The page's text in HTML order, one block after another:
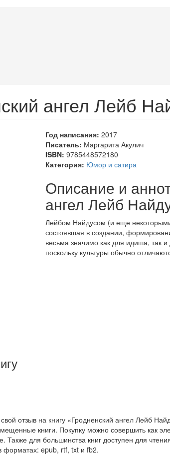
ангел Лейб
Год написания:2017
Писатель: Маргарита Акулич
ISBN:9785448572180
Категория: Юмор и сатира
Описание и
ангел Лейб
Лейбом Найдусом (и еще
состоявшая в создании,
весьма значимо как для идиша, так и
поскольку культуры обычно
отзыв на книгу «Гродненский ангел Лейб
книги. Покупку можно совершить как
Также для большинства книг доступен для
форматах: epub, rtf, txt и fb2.